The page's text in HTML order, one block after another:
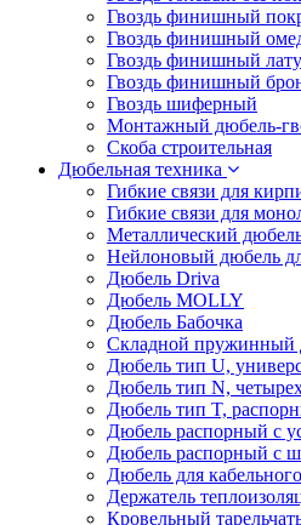
Гвоздь финишный
Гвоздь финишный
Гвоздь финишный
Гвоздь финишный
Гвоздь шиферный
Монтажный дюбель-
Скоба строительная
Дюбельная техника
Гибкие связи для
Гибкие связи для
Металлический
Нейлоновый дюбель
Дюбель Driva
Дюбель MOLLY
Дюбель Бабочка
Складной пружинный
Дюбель тип U,
Дюбель тип N,
Дюбель тип T,
Дюбель распорный с
Дюбель распорный с
Дюбель для
Держатель
Кровельный